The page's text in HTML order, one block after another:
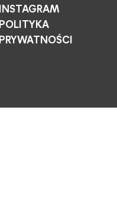
INSTAGRAM
POLITYKA
PRYWATNOŚCI